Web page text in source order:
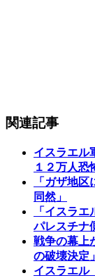
関連記事
イスラエル
１２万人恐
「ガザ地
同然」
「イスラ
パレスチナ
戦争の幕上
の破壊決定」
イスラエル